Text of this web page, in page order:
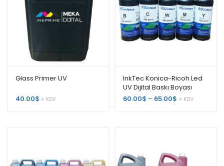
Glass Primer UV
40.00$ + KDV
InkTec Konica-Ricoh Led
UV Dijital Baskı Boyası
60.00$ – 65.00$ Fiyat
+ KDV